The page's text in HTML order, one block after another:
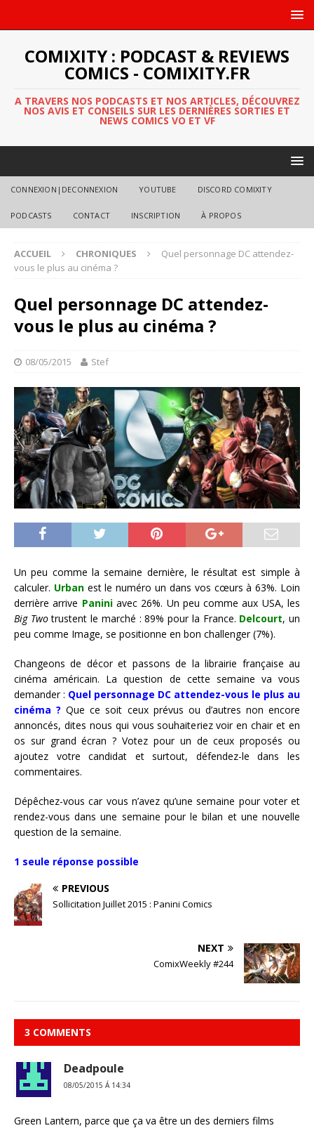
COMIXITY : PODCAST & REVIEWS
COMICS - COMIXITY.FR
A TRAVERS NOS PODCASTS ET NOS ARTICLES, DÉCOUVREZ
NOS AVIS ET CONSEILS SUR LES DERNIÈRES SORTIES ET
NEWS COMICS VO ET VF
CONNEXION|DECONNEXION YOUTUBE DISCORD COMIXITY
PODCASTS CONTACT INSCRIPTION À PROPOS
ACCUEIL CHRONIQUES
Quel personnage DC attendez-
vous le plus au cinéma ?
Quel personnage DC attendez-
vous le plus au cinéma ?
08/05/2015 Stef
Un peu comme la semaine dernière, le résultat est simple à
calculer. Urban est le numéro un dans vos cœurs à 63%. Loin
derrière arrive Paniniavec 26%. Un peu comme aux USA, les
Big Twotrustent le marché : 89% pour la France. Delcourt, un
peu comme Image, se positionne en bon challenger (7%).
Changeons de décor et passons de la librairie française au
cinéma américain. La question de cette semaine va vous
demander : Quel personnage DC attendez-vous le plus au
cinéma ? Que ce soit ceux prévus ou d’autres non encore
annoncés, dites nous qui vous souhaiteriez voir en chair et en
os sur grand écran ? Votez pour un de ceux proposés ou
ajoutez votre candidat et surtout, défendez-le dans les
commentaires.
Dépêchez-vous car vous n’avez qu’une semaine pour voter et
rendez-vous dans une semaine pour le bilan et une nouvelle
question de la semaine.
1 seule réponse possible
PREVIOUS
Sollicitation Juillet 2015 : Panini Comics
NEXT
ComixWeekly #244
3 COMMENTS
Deadpoule
08/05/2015 Á 14:34
Green Lantern, parce que ça va être un des derniers films